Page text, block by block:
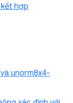
hợp
unorm8x4-